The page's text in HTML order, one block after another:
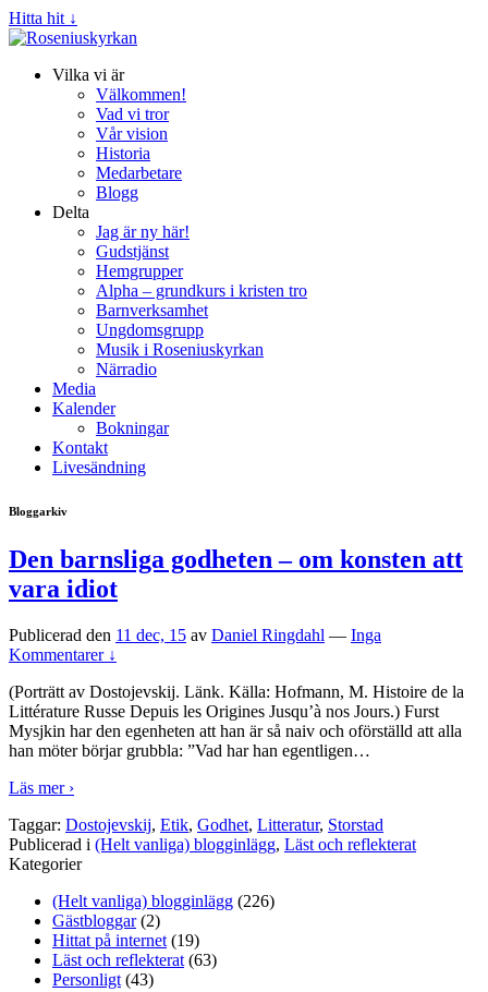
Hitta hit ↓
Vilka vi är
Välkommen!
Vad vi tror
Vår vision
Historia
Medarbetare
Blogg
Delta
Jag är ny här!
Gudstjänst
Hemgrupper
Alpha – grundkurs i kristen tro
Barnverksamhet
Ungdomsgrupp
Musik i Roseniuskyrkan
Närradio
Media
Kalender
Bokningar
Kontakt
Livesändning
Bloggarkiv
Den barnsliga godheten – om konsten att
vara idiot
Publicerad den 11 dec, 15 av Daniel Ringdahl — Inga
Kommentarer ↓
(Porträtt av Dostojevskij. Länk. Källa: Hofmann, M. Histoire de la
Littérature Russe Depuis les Origines Jusqu’à nos Jours.) Furst
Mysjkin har den egenheten att han är så naiv och oförställd att alla
han möter börjar grubbla: ”Vad har han egentligen…
Läs mer ›
Taggar: Dostojevskij, Etik, Godhet, Litteratur, Storstad
Publicerad i (Helt vanliga) blogginlägg, Läst och reflekterat
Kategorier
(Helt vanliga) blogginlägg (226)
Gästbloggar(2)
Hittat på internet (19)
Läst och reflekterat (63)
Personligt (43)